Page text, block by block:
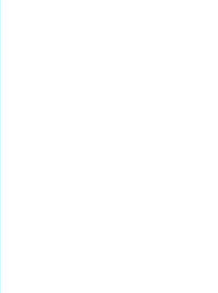
大仙市の統計「6-5 面
販売額（小売業）」のデ
・売場面積・年間
店数・従業者数・売
しています。